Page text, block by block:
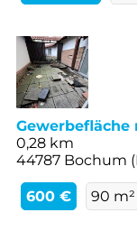
0,28 km
44787 Bochum
600 € 90 m²